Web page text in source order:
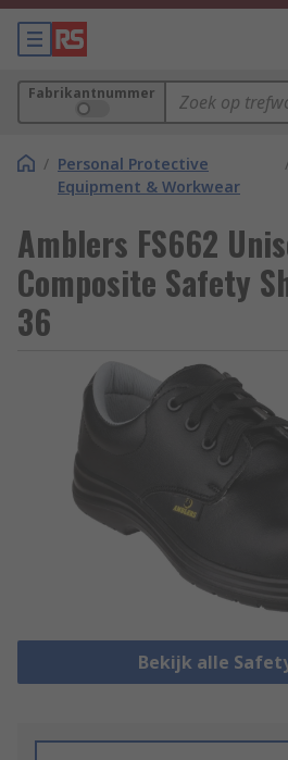
Fabrikantnummer
/ Personal Protective
Equipment & Workwear
Amblers FS662
Composite Safety
36
Bekijk alle